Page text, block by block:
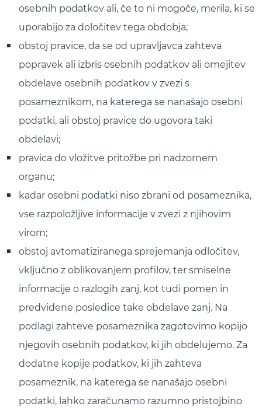
osebnih podatkov ali, če to ni mogoče, merila, ki se
uporabijo za določitev tega obdobja;
obstoj pravice, da se od upravljavca zahteva
popravek ali izbris osebnih podatkov ali omejitev
obdelave osebnih podatkov v zvezi s
posameznikom, na katerega se nanašajo osebni
podatki, ali obstoj pravice do ugovora taki
obdelavi;
pravica do vložitve pritožbe pri nadzornem
organu;
kadar osebni podatki niso zbrani od posameznika,
vse razpoložljive informacije v zvezi z njihovim
virom;
obstoj avtomatiziranega sprejemanja odločitev,
vključno z oblikovanjem profilov, ter smiselne
informacije o razlogih zanj, kot tudi pomen in
predvidene posledice take obdelave zanj. Na
podlagi zahteve posameznika zagotovimo kopijo
njegovih osebnih podatkov, ki jih obdelujemo. Za
dodatne kopije podatkov, ki jih zahteva
posameznik, na katerega se nanašajo osebni
podatki, lahko zaračunamo razumno pristojbino